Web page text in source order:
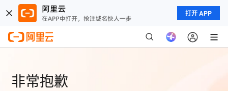
打开 APP
非常抱歉